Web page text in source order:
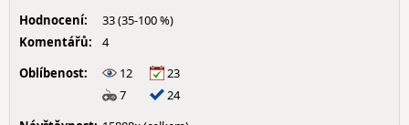
Hodnocení:
33 (35-100 %)
Komentářů:
4
Oblíbenost:
12
23
7
24